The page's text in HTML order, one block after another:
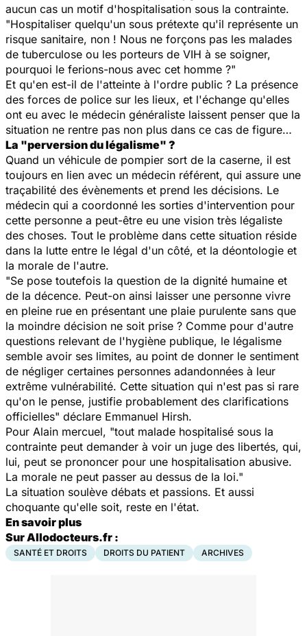
aucun cas un motif d'hospitalisation sous la contrainte.
"Hospitaliser quelqu'un sous prétexte qu'il représente un
risque sanitaire, non ! Nous ne forçons pas les malades
de tuberculose ou les porteurs de VIH à se soigner,
pourquoi le ferions-nous avec cet homme ?"
Et qu'en est-il de l'atteinte à l'ordre public ? La présence
des forces de police sur les lieux, et l'échange qu'elles
ont eu avec le médecin généraliste laissent penser que la
situation ne rentre pas non plus dans ce cas de figure…
La "perversion du légalisme" ?
Quand un véhicule de pompier sort de la caserne, il est
toujours en lien avec un médecin référent, qui assure une
traçabilité des évènements et prend les décisions. Le
médecin qui a coordonné les sorties d'intervention pour
cette personne a peut-être eu une vision très légaliste
des choses. Tout le problème dans cette situation réside
dans la lutte entre le légal d'un côté, et la déontologie et
la morale de l'autre.
"Se pose toutefois la question de la dignité humaine et
de la décence. Peut-on ainsi laisser une personne vivre
en pleine rue en présentant une plaie purulente sans que
la moindre décision ne soit prise ? Comme pour d'autre
questions relevant de l'hygiène publique, le légalisme
semble avoir ses limites, au point de donner le sentiment
de négliger certaines personnes adandonnées à leur
extrême vulnérabilité. Cette situation qui n'est pas si rare
qu'on le pense, justifie probablement des clarifications
officielles" déclare Emmanuel Hirsh.
Pour Alain mercuel, "tout malade hospitalisé sous la
contrainte peut demander à voir un juge des libertés, qui,
lui, peut se prononcer pour une hospitalisation abusive.
La morale ne peut passer au dessus de la loi."
La situation soulève débats et passions. Et aussi
choquante qu'elle soit, reste en l'état.
En savoir plus
Sur Allodocteurs.fr :
SANTÉ ET DROITS DROITS DU PATIENT ARCHIVES